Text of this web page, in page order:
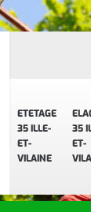
ETETAGE
35 ILLE-
ET-
VILAINE
35
ET-